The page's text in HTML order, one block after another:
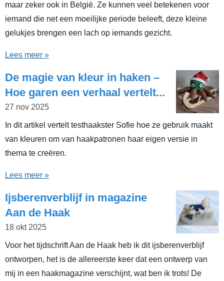
maar zeker ook in België. Ze kunnen veel betekenen voor
iemand die net een moeilijke periode beleeft, deze kleine
gelukjes brengen een lach op iemands gezicht.
Lees meer »
De magie van kleur in haken –
Hoe garen een verhaal vertelt...
27 nov 2025
In dit artikel vertelt testhaakster Sofie hoe ze gebruik maakt
van kleuren om van haakpatronen haar eigen versie in
thema te creëren.
Lees meer »
Ijsberenverblijf in magazine
Aan de Haak
18 okt 2025
Voor het tijdschrift Aan de Haak heb ik dit ijsberenverblijf
ontworpen, het is de allereerste keer dat een ontwerp van
mij in een haakmagazine verschijnt, wat ben ik trots! De